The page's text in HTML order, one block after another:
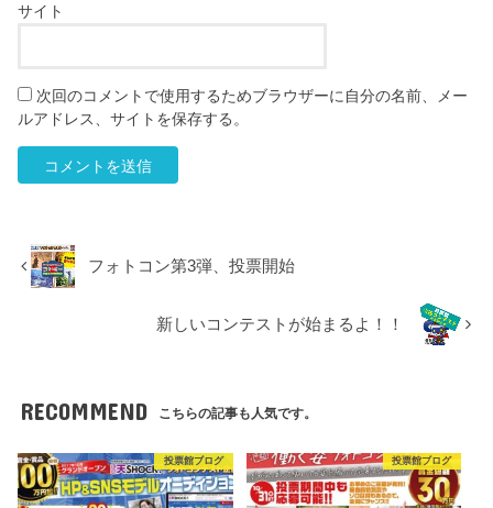
サイト
次回のコメントで使用するためブラウザーに自分の名前、メー
ルアドレス、サイトを保存する。
フォトコン第3弾、投票開始
新しいコンテストが始まるよ！！
RECOMMEND こちらの記事も人気です。
投票館ブログ 投票館ブログ